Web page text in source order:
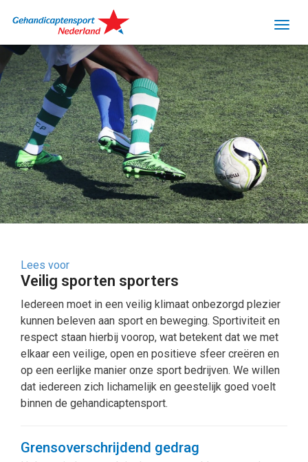
Lees voor
Veilig sporten sporters
Iedereen moet in een veilig klimaat onbezorgd plezier
kunnen beleven aan sport en beweging. Sportiviteit en
respect staan hierbij voorop, wat betekent dat we met
elkaar een veilige, open en positieve sfeer creëren en
op een eerlijke manier onze sport bedrijven. We willen
dat iedereen zich lichamelijk en geestelijk goed voelt
binnen de gehandicaptensport.
Grensoverschrijdend gedrag